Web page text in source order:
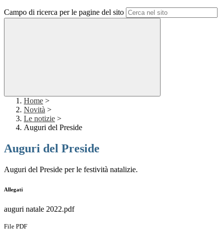
Campo di ricerca per le pagine del sito
Home >
Novità >
Le notizie >
Auguri del Preside
Auguri del Preside
Auguri del Preside per le festività natalizie.
Allegati
auguri natale 2022.pdf
File PDF